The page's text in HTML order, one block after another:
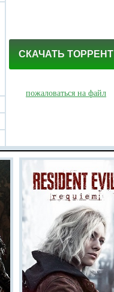
СКАЧАТЬ ТОРРЕНТ
пожаловаться на файл